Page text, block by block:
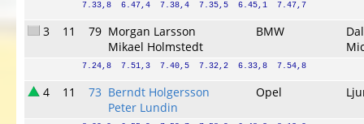
7.33,8  6.47,4  7.38,4  7.35,5  6.45,1  7.47,7
3 11 79 Morgan Larsson
Mikael Holmstedt
BMW
7.24,8  7.51,3  7.40,5  7.32,2  6.33,8  7.54,8
4 11 73 Berndt Holgersson
Peter Lundin
Opel